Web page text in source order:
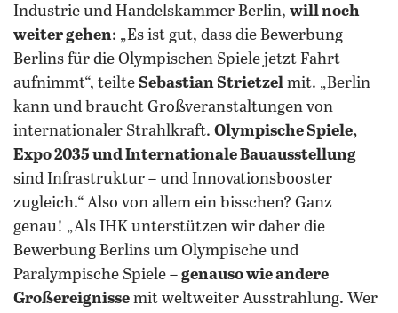
Industrie und Handelskammer Berlin, will noch
weiter gehen: „Es ist gut, dass die Bewerbung
Berlins für die Olympischen Spiele jetzt Fahrt
aufnimmt“, teilte Sebastian Strietzel mit. „Berlin
kann und braucht Großveranstaltungen von
internationaler Strahlkraft. Olympische Spiele,
Expo 2035 und Internationale Bauausstellung
sind Infrastruktur – und Innovationsbooster
zugleich.“ Also von allem ein bisschen? Ganz
genau! „Als IHK unterstützen wir daher die
Bewerbung Berlins um Olympische und
Paralympische Spiele – genauso wie andere
Großereignisse mit weltweiter Ausstrahlung. Wer